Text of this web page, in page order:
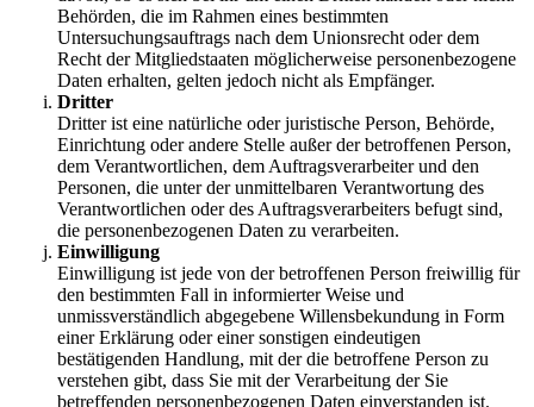
Behörden, die im Rahmen eines bestimmten
Untersuchungsauftrags nach dem Unionsrecht oder dem
Recht der Mitgliedstaaten möglicherweise personenbezogene
Daten erhalten, gelten jedoch nicht als Empfänger.
Dritter
Dritter ist eine natürliche oder juristische Person, Behörde,
Einrichtung oder andere Stelle außer der betroffenen Person,
dem Verantwortlichen, dem Auftragsverarbeiter und den
Personen, die unter der unmittelbaren Verantwortung des
Verantwortlichen oder des Auftragsverarbeiters befugt sind,
die personenbezogenen Daten zu verarbeiten.
Einwilligung
Einwilligung ist jede von der betroffenen Person freiwillig für
den bestimmten Fall in informierter Weise und
unmissverständlich abgegebene Willensbekundung in Form
einer Erklärung oder einer sonstigen eindeutigen
bestätigenden Handlung, mit der die betroffene Person zu
verstehen gibt, dass Sie mit der Verarbeitung der Sie
betreffenden personenbezogenen Daten einverstanden ist.